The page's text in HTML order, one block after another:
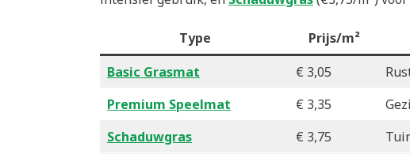
Type Prijs/m²
Basic Grasmat
€ 3,05
Premium Speelmat
€ 3,35
Schaduwgras
€ 3,75